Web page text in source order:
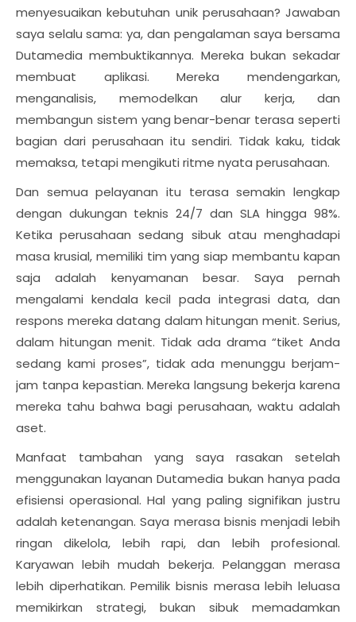
menyesuaikan kebutuhan unik perusahaan? Jawaban
saya selalu sama: ya, dan pengalaman saya bersama
Dutamedia membuktikannya. Mereka bukan sekadar
membuat aplikasi. Mereka mendengarkan,
menganalisis, memodelkan alur kerja, dan
membangun sistem yang benar-benar terasa seperti
bagian dari perusahaan itu sendiri. Tidak kaku, tidak
memaksa, tetapi mengikuti ritme nyata perusahaan.
Dan semua pelayanan itu terasa semakin lengkap
dengan dukungan teknis 24/7 dan SLA hingga 98%.
Ketika perusahaan sedang sibuk atau menghadapi
masa krusial, memiliki tim yang siap membantu kapan
saja adalah kenyamanan besar. Saya pernah
mengalami kendala kecil pada integrasi data, dan
respons mereka datang dalam hitungan menit. Serius,
dalam hitungan menit. Tidak ada drama “tiket Anda
sedang kami proses”, tidak ada menunggu berjam-
jam tanpa kepastian. Mereka langsung bekerja karena
mereka tahu bahwa bagi perusahaan, waktu adalah
aset.
Manfaat tambahan yang saya rasakan setelah
menggunakan layanan Dutamedia bukan hanya pada
efisiensi operasional. Hal yang paling signifikan justru
adalah ketenangan. Saya merasa bisnis menjadi lebih
ringan dikelola, lebih rapi, dan lebih profesional.
Karyawan lebih mudah bekerja. Pelanggan merasa
lebih diperhatikan. Pemilik bisnis merasa lebih leluasa
memikirkan strategi, bukan sibuk memadamkan